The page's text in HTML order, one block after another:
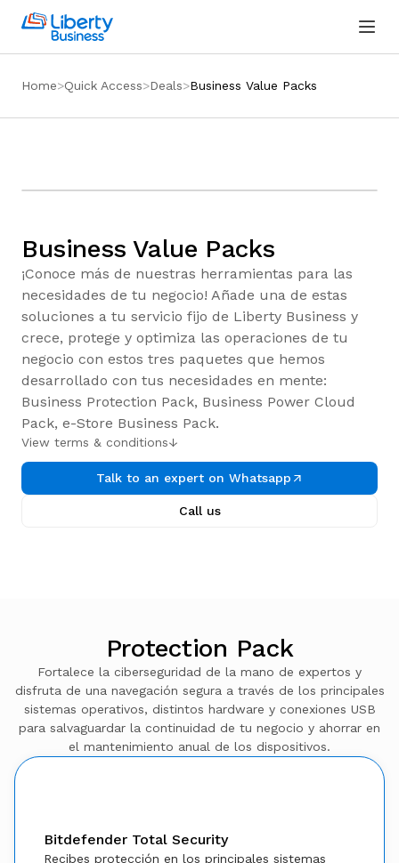
Home Quick Access Deals Business Value Packs
Business Value Packs
¡Conoce más de nuestras herramientas para las
necesidades de tu negocio! Añade una de estas
soluciones a tu servicio fijo de Liberty Business y
crece, protege y optimiza las operaciones de tu
negocio con estos tres paquetes que hemos
desarrollado con tus necesidades en mente:
Business Protection Pack, Business Power Cloud
Pack, e-Store Business Pack.
View terms & conditions↓
Talk to an expert on Whatsapp
Call us
Protection Pack
Fortalece la ciberseguridad de la mano de expertos y
disfruta de una navegación segura a través de los principales
sistemas operativos, distintos hardware y conexiones USB
para salvaguardar la continuidad de tu negocio y ahorrar en
el mantenimiento anual de los dispositivos.
Bitdefender Total Security
Recibes protección en los principales sistemas